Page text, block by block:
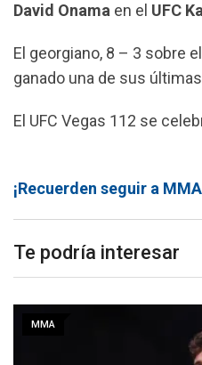
David Onama en el UFC
El georgiano, 8 – 3 sobre
ganado una de sus
El UFC Vegas 112 se
¡Recuerden seguir a
Te podría interesar
MMA